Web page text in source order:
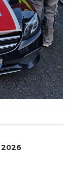
2026